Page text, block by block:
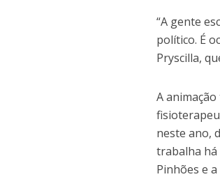
“A gente
político. É
Pryscilla,
A
neste ano,
trabalha há
Pinhões e